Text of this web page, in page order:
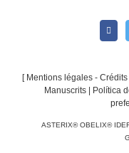
[ Mentions légales -
Manuscrits
Política
ASTERIX® OBELIX®